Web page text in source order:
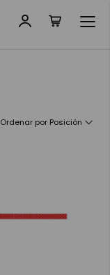
Ordenar por